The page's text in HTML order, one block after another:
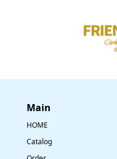
Main
HOME
Catalog